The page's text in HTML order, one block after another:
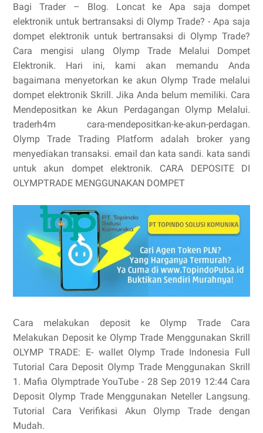
Bagi Trader – Blog. Loncat ke Apa saja dompet
elektronik untuk bertransaksi di Olymp Trade? - Apa saja
dompet elektronik untuk bertransaksi di Olymp Trade?
Cara mengisi ulang Olymp Trade Melalui Dompet
Elektronik. Hari ini, kami akan memandu Anda
bagaimana menyetorkan ke akun Olymp Trade melalui
dompet elektronik Skrill. Jika Anda belum memiliki. Cara
Mendepositkan ke Akun Perdagangan Olymp Melalui.
traderh4m cara-mendepositkan-ke-akun-perdagan.
Olymp Trade Trading Platform adalah broker yang
menyediakan transaksi. email dan kata sandi. kata sandi
untuk akun dompet elektronik. CARA DEPOSITE DI
OLYMPTRADE MENGGUNAKAN DOMPET
Сara melakukan deposit ke Olymp Trade Cara
Melakukan Deposit ke Olymp Trade Menggunakan Skrill
OLYMP TRADE: E- wallet Olymp Trade Indonesia Full
Tutorial Cara Deposit Olymp Trade Menggunakan Skrill
1. Mafia Olymptrade YouTube - 28 Sep 2019 12:44 Cara
Deposit Olymp Trade Menggunakan Neteller Langsung.
Tutorial Cara Verifikasi Akun Olymp Trade dengan
Mudah.